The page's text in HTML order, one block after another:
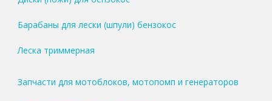
Барабаны для лески (шпули) бензокос
Леска триммерная
Запчасти для мотоблоков, мотопомп и генераторов